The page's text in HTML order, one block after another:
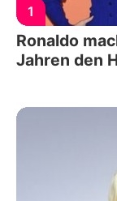
1
Ronaldo
Jahren den